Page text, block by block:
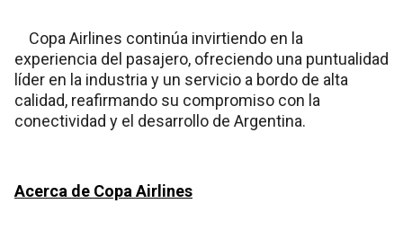
Copa Airlines continúa invirtiendo en la
experiencia del pasajero, ofreciendo una puntualidad
líder en la industria y un servicio a bordo de alta
calidad, reafirmando su compromiso con la
conectividad y el desarrollo de Argentina.
Acerca de Copa Airlines